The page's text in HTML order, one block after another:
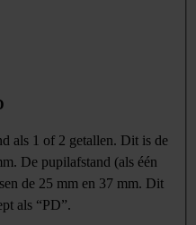
als 1 of 2 getallen. Dit is de
De pupilafstand (als één
de 25 mm en 37 mm. Dit
als “PD”.